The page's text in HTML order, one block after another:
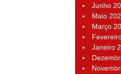
Junho
Maio
Março
Janeiro